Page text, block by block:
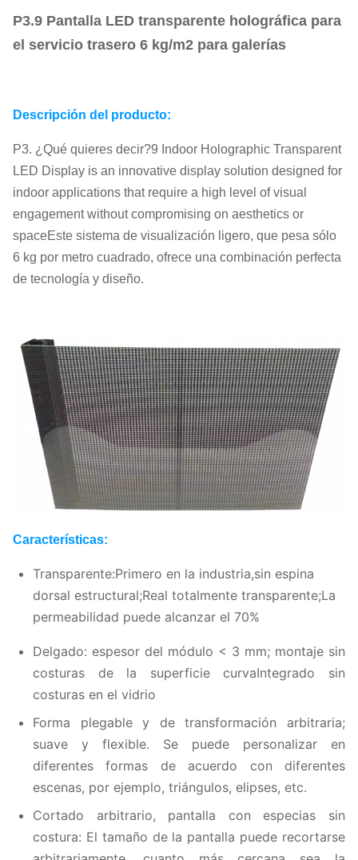
P3.9 Pantalla LED transparente holográfica para
el servicio trasero 6 kg/m2 para galerías
Descripción del producto:
P3. ¿Qué quieres decir?9 Indoor Holographic Transparent
LED Display is an innovative display solution designed for
indoor applications that require a high level of visual
engagement without compromising on aesthetics or
spaceEste sistema de visualización ligero, que pesa sólo
6 kg por metro cuadrado, ofrece una combinación perfecta
de tecnología y diseño.
Características:
Transparente:Primero en la industria,sin espina
dorsal estructural;Real totalmente transparente;La
permeabilidad puede alcanzar el 70%
Delgado: espesor del módulo < 3 mm; montaje sin
costuras de la superficie curvaIntegrado sin
costuras en el vidrio
Forma plegable y de transformación arbitraria;
suave y flexible. Se puede personalizar en
diferentes formas de acuerdo con diferentes
escenas, por ejemplo, triángulos, elipses, etc.
Cortado arbitrario, pantalla con especias sin
costura: El tamaño de la pantalla puede recortarse